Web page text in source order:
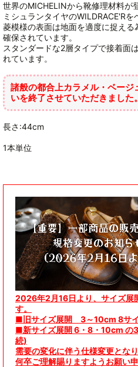
世界のMICHELINから靴修理材料が
ミシュランタイヤのWILDRACE'Rを
菱模様の表面は地面を適度に捉え
確保されています。
スタンダードな2層タイプで接着面
れています。
諸般の都合上カラメル・ベー
いを終了させていただきました。
長さ:44cm
1本単位
2026年2月16日より、サイズ展
す。
■旧サイズ展開 3～10cm 8サ
■新サイズ展開 6・8・10cm の
続)
需要の変化に伴う仕様変更となり
何卒ご理解賜りますようお願い申